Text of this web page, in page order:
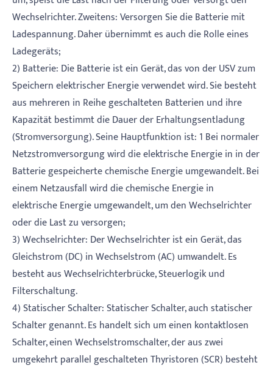
Wechselrichter. Zweitens: Versorgen Sie die Batterie mit
Ladespannung. Daher übernimmt es auch die Rolle eines
Ladegeräts;
2) Batterie: Die Batterie ist ein Gerät, das von der USV zum
Speichern elektrischer Energie verwendet wird. Sie besteht
aus mehreren in Reihe geschalteten Batterien und ihre
Kapazität bestimmt die Dauer der Erhaltungsentladung
(Stromversorgung). Seine Hauptfunktion ist: 1 Bei normaler
Netzstromversorgung wird die elektrische Energie in in der
Batterie gespeicherte chemische Energie umgewandelt. Bei
einem Netzausfall wird die chemische Energie in
elektrische Energie umgewandelt, um den Wechselrichter
oder die Last zu versorgen;
3) Wechselrichter: Der Wechselrichter ist ein Gerät, das
Gleichstrom (DC) in Wechselstrom (AC) umwandelt. Es
besteht aus Wechselrichterbrücke, Steuerlogik und
Filterschaltung.
4) Statischer Schalter: Statischer Schalter, auch statischer
Schalter genannt. Es handelt sich um einen kontaktlosen
Schalter, einen Wechselstromschalter, der aus zwei
umgekehrt parallel geschalteten Thyristoren (SCR) besteht